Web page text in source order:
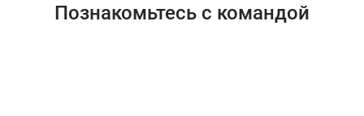
Познакомьтесь с командой